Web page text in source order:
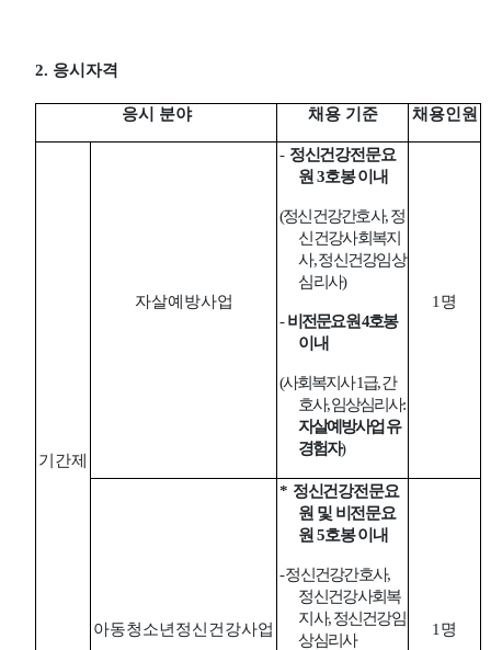
2. 응시자격
응시 분야 채용 기준 채용인원
기간제
자살예방사업
- 정신건강전문요
원3호봉 이내
(정신건강간호사,정
신건강사회복지
사,정신건강임상
심리사)
-비전문요원4호봉
이내
(사회복지사1급,간
호사,임상심리사:
자살예방사업 유
경험자)
1 명
아동청소년정신건강사업
* 정신건강전문요
원 및 비전문요
원5호봉 이내
-정신건강간호사,
정신건강사회복
지사,정신건강임
상심리사
1 명